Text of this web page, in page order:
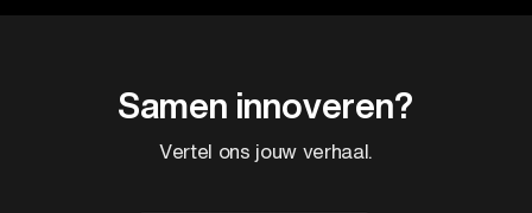
Samen innoveren?
Vertel ons jouw verhaal.